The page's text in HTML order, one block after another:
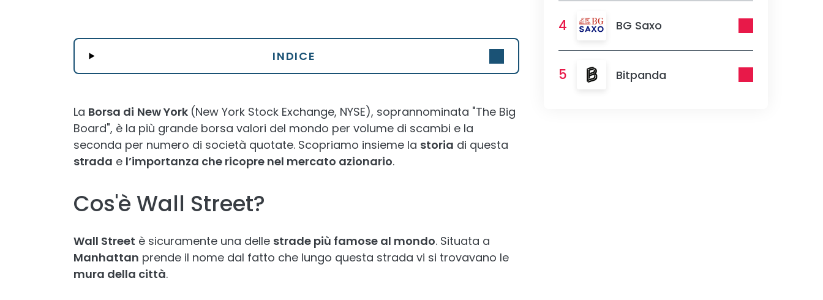
INDICE
La Borsa di New York (New York Stock Exchange, NYSE), soprannominata "The Big
Board", è la più grande borsa valori del mondo per volume di scambi e la
seconda per numero di società quotate. Scopriamo insieme la storia di questa
strada e l’importanza che ricopre nel mercato azionario.
Cos'è Wall Street?
Wall Street è sicuramente una delle strade più famose al mondo. Situata a
Manhattan prende il nome dal fatto che lungo questa strada vi si trovavano le
mura della città.
4 BG Saxo
5 Bitpanda